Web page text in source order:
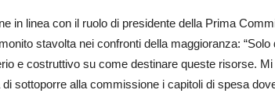
in linea con il ruolo di presidente della Prima
stavolta nei confronti della maggioranza:
e costruttivo su come destinare queste risorse.
di sottoporre alla commissione i capitoli di spesa